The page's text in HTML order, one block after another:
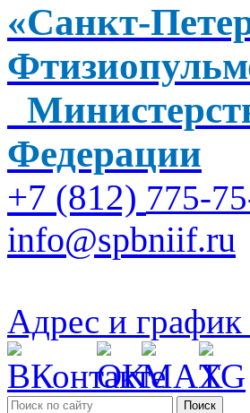
«Санкт-
Федерации
+7 (812) 775-
info@spbniif.ru
Адрес и
Поиск